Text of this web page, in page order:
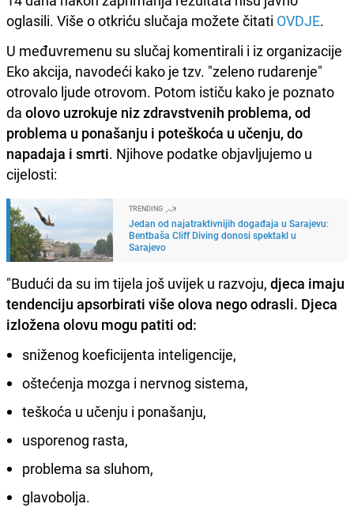
oglasili. Više o otkriću slučaja možete čitati OVDJE.
U međuvremenu su slučaj komentirali i iz organizacije
Eko akcija, navodeći kako je tzv. "zeleno rudarenje"
otrovalo ljude otrovom. Potom ističu kako je poznato
da olovo uzrokuje niz zdravstvenih problema, od
problema u ponašanju i poteškoća u učenju, do
napadaja i smrti. Njihove podatke objavljujemo u
cijelosti:
TRENDING
Jedan od najatraktivnijih događaja u Sarajevu:
Bentbaša Cliff Diving donosi spektakl u
Sarajevo
"Budući da su im tijela još uvijek u razvoju, djeca imaju
tendenciju apsorbirati više olova nego odrasli. Djeca
izložena olovu mogu patiti od:
sniženog koeficijenta inteligencije,
oštećenja mozga i nervnog sistema,
teškoća u učenju i ponašanju,
usporenog rasta,
problema sa sluhom,
glavobolja.